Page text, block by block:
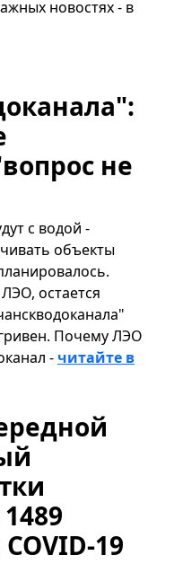
новостях - в
не
с водой -
объекты
остается
Почему ЛЭО
- читайте в
19